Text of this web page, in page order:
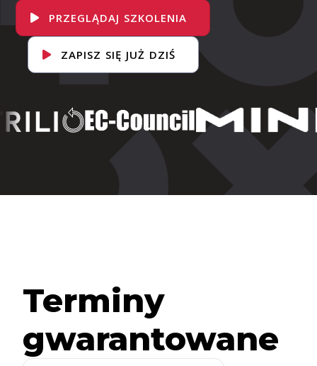
PRZEGLĄDAJ SZKOLENIA
ZAPISZ SIĘ JUŻ DZIŚ
Terminy
gwarantowane